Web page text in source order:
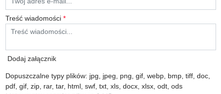
Treść wiadomości *
Dodaj załącznik
Dopuszczalne typy plików: jpg, jpeg, png, gif, webp, bmp, tiff, doc,
pdf, gif, zip, rar, tar, html, swf, txt, xls, docx, xlsx, odt, ods